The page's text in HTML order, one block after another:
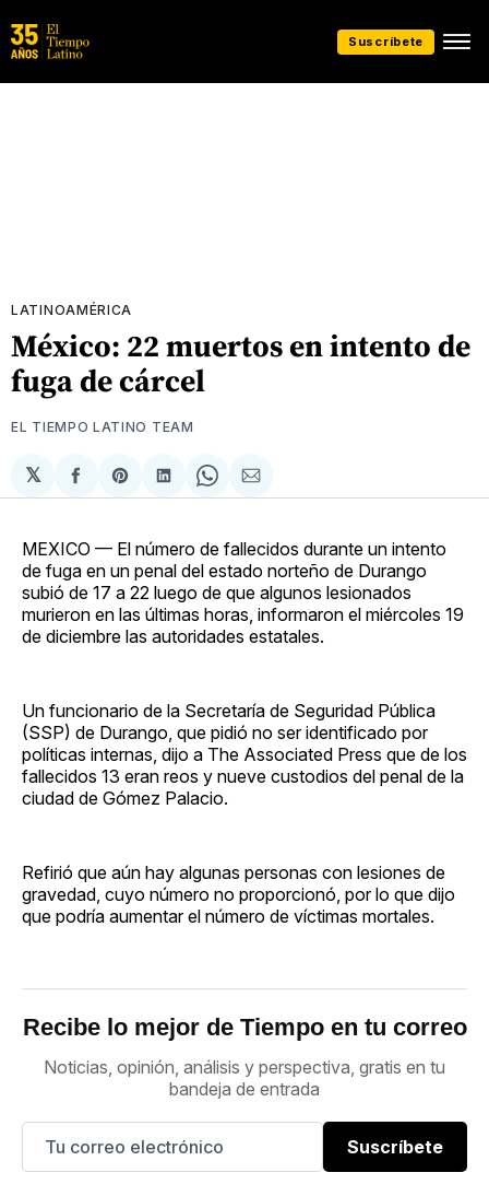
Suscríbete
LATINOAMÉRICA
México: 22 muertos en intento de
fuga de cárcel
EL TIEMPO LATINO TEAM
𝕏
Compartir
en
Share
on
Compartir
en
Share
on
Compartir
via
MEXICO — El número de fallecidos durante un intento
de fuga en un penal del estado norteño de Durango
subió de 17 a 22 luego de que algunos lesionados
murieron en las últimas horas, informaron el miércoles 19
de diciembre las autoridades estatales.
Un funcionario de la Secretaría de Seguridad Pública
(SSP) de Durango, que pidió no ser identificado por
políticas internas, dijo a The Associated Press que de los
fallecidos 13 eran reos y nueve custodios del penal de la
ciudad de Gómez Palacio.
Refirió que aún hay algunas personas con lesiones de
gravedad, cuyo número no proporcionó, por lo que dijo
que podría aumentar el número de víctimas mortales.
Recibe lo mejor de Tiempo en tu correo
Noticias, opinión, análisis y perspectiva, gratis en tu
bandeja de entrada
Suscríbete